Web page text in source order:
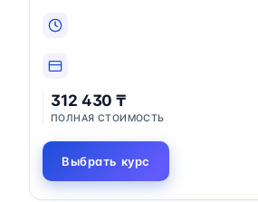
312 430 ₸
ПОЛНАЯ СТОИМОСТЬ
Выбрать курс